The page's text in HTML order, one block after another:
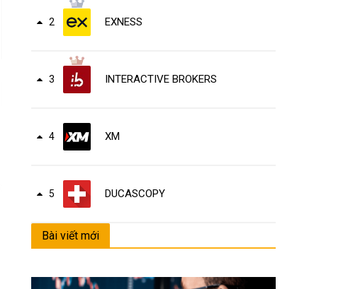
2 EXNESS
3 INTERACTIVE BROKERS
4 XM
5 DUCASCOPY
Bài viết mới